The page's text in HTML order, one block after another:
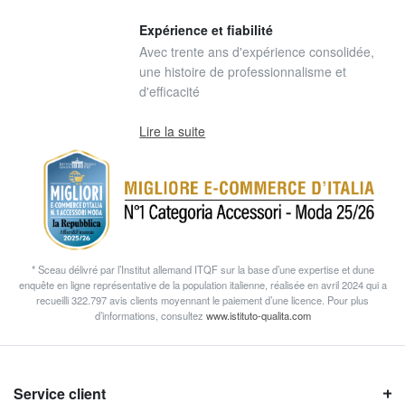
Expérience et fiabilité
Avec trente ans d'expérience consolidée,
une histoire de professionnalisme et
d'efficacité
Lire la suite
* Sceau délivré par l’Institut allemand ITQF sur la base d’une expertise et dune
enquête en ligne représentative de la population italienne, réalisée en avril 2024 qui a
recueilli 322.797 avis clients moyennant le paiement d’une licence. Pour plus
d’informations, consultez www.istituto-qualita.com
Service client